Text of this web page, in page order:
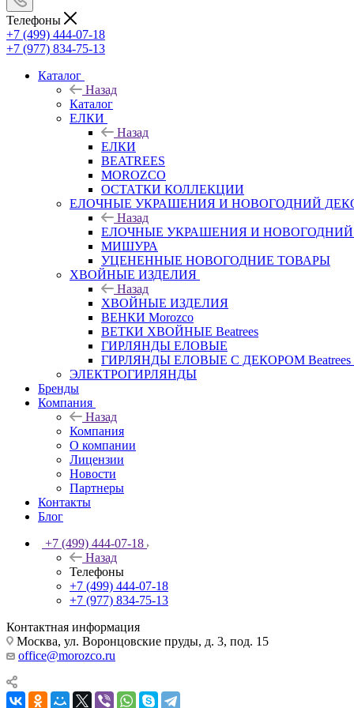
Телефоны
+7 (499) 444-07-18
+7 (977) 834-75-13
Каталог
Назад
Каталог
ЕЛКИ
Назад
ЕЛКИ
BEATREES
MOROZCO
ОСТАТКИ КОЛЛЕКЦИИ
ЕЛОЧНЫЕ УКРАШЕНИЯ И НОВОГОДНИЙ
Назад
ЕЛОЧНЫЕ УКРАШЕНИЯ И НОВОГОДНИЙ
МИШУРА
УЦЕНЕННЫЕ НОВОГОДНИЕ ТОВАРЫ
ХВОЙНЫЕ ИЗДЕЛИЯ
Назад
ХВОЙНЫЕ ИЗДЕЛИЯ
ВЕНКИ Morozco
ВЕТКИ ХВОЙНЫЕ Beatrees
ГИРЛЯНДЫ ЕЛОВЫЕ
ГИРЛЯНДЫ ЕЛОВЫЕ С ДЕКОРОМ Beatrees
ЭЛЕКТРОГИРЛЯНДЫ
Бренды
Компания
Назад
Компания
О компании
Лицензии
Новости
Партнеры
Контакты
Блог
+7 (499) 444-07-18
Назад
Телефоны
+7 (499) 444-07-18
+7 (977) 834-75-13
Контактная информация
Москва, ул. Воронцовские пруды, д. 3, под. 15
office@morozco.ru